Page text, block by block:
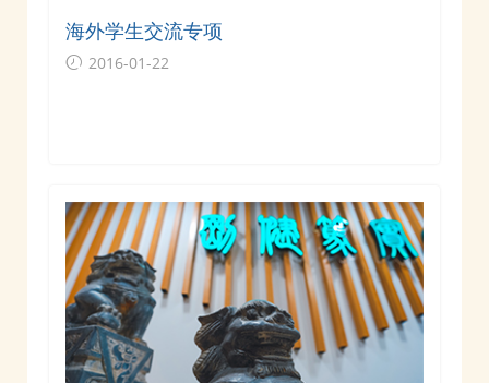
海外学生交流专项
2016-01-22